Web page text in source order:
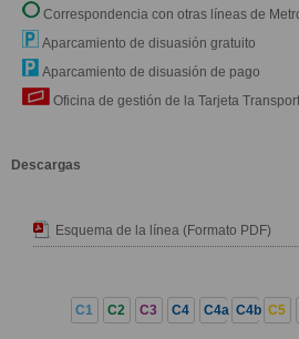
Correspondencia con otras líneas de
Aparcamiento de disuasión gratuito
Aparcamiento de disuasión de pago
Oficina de gestión de la Tarjeta
Descargas
Esquema de la línea (Formato PDF)
C1 C2 C3 C4 C4a C4b C5